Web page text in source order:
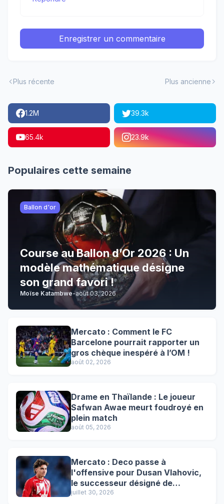
Enregistrer un commentaire
Plus récente Plus ancienne
1.2M 39.3k
65.4k 23.9k
Populaires cette semaine
Ballon d'or
Course au Ballon d’Or 2026 : Un
modèle mathématique désigne
son grand favori !
Moïse Katambwe-août 03, 2026
Mercato : Comment le FC
Barcelone pourrait rapporter un
gros chèque inespéré à l’OM !
août 02, 2026
Drame en Thaïlande : Le joueur
Safwan Awae meurt foudroyé en
plein match
août 05, 2026
Mercato : Deco passe à
l'offensive pour Dusan Vlahovic,
le successeur désigné de
Lewandowski !
juillet 30, 2026